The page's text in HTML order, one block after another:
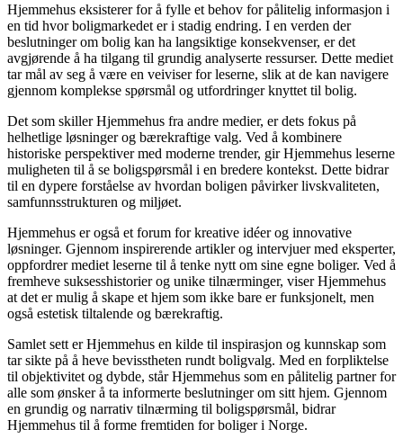
Hjemmehus eksisterer for å fylle et behov for pålitelig informasjon i
en tid hvor boligmarkedet er i stadig endring. I en verden der
beslutninger om bolig kan ha langsiktige konsekvenser, er det
avgjørende å ha tilgang til grundig analyserte ressurser. Dette mediet
tar mål av seg å være en veiviser for leserne, slik at de kan navigere
gjennom komplekse spørsmål og utfordringer knyttet til bolig.
Det som skiller Hjemmehus fra andre medier, er dets fokus på
helhetlige løsninger og bærekraftige valg. Ved å kombinere
historiske perspektiver med moderne trender, gir Hjemmehus leserne
muligheten til å se boligspørsmål i en bredere kontekst. Dette bidrar
til en dypere forståelse av hvordan boligen påvirker livskvaliteten,
samfunnsstrukturen og miljøet.
Hjemmehus er også et forum for kreative idéer og innovative
løsninger. Gjennom inspirerende artikler og intervjuer med eksperter,
oppfordrer mediet leserne til å tenke nytt om sine egne boliger. Ved å
fremheve suksesshistorier og unike tilnærminger, viser Hjemmehus
at det er mulig å skape et hjem som ikke bare er funksjonelt, men
også estetisk tiltalende og bærekraftig.
Samlet sett er Hjemmehus en kilde til inspirasjon og kunnskap som
tar sikte på å heve bevisstheten rundt boligvalg. Med en forpliktelse
til objektivitet og dybde, står Hjemmehus som en pålitelig partner for
alle som ønsker å ta informerte beslutninger om sitt hjem. Gjennom
en grundig og narrativ tilnærming til boligspørsmål, bidrar
Hjemmehus til å forme fremtiden for boliger i Norge.